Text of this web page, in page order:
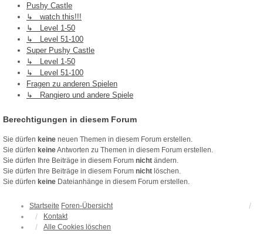
Pushy Castle
↳ watch this!!!
↳ Level 1-50
↳ Level 51-100
Super Pushy Castle
↳ Level 1-50
↳ Level 51-100
Fragen zu anderen Spielen
↳ Rangiero und andere Spiele
Berechtigungen in diesem Forum
Sie dürfen keine neuen Themen in diesem Forum erstellen.
Sie dürfen keineAntworten zu Themen in diesem Forum erstellen.
Sie dürfen Ihre Beiträge in diesem Forum nicht ändern.
Sie dürfen Ihre Beiträge in diesem Forum nicht löschen.
Sie dürfen keine Dateianhänge in diesem Forum erstellen.
Startseite Foren-Übersicht
Kontakt
Alle Cookies löschen